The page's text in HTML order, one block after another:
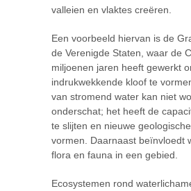
valleien en vlaktes creëren.
Een voorbeeld hiervan is de
de Verenigde Staten, waar de
miljoenen jaren heeft gewerkt
indrukwekkende kloof te
van stromend water kan niet
onderschat; het heeft de
te slijten en nieuwe
vormen. Daarnaast beïnvloedt
flora en fauna in een gebied.
Ecosystemen rond